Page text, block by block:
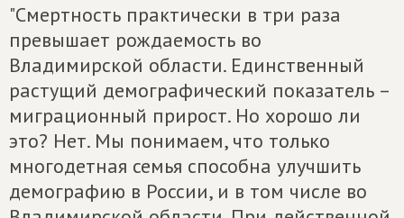
"Смертность практически в три раза
превышает рождаемость во
Владимирской области. Единственный
растущий демографический показатель –
миграционный прирост. Но хорошо ли
это? Нет. Мы понимаем, что только
многодетная семья способна улучшить
демографию в России, и в том числе во